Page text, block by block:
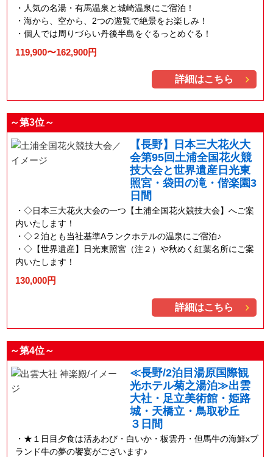
人気の名湯・有馬温泉と城崎温泉にご宿泊！
海から、空から、2つの遊覧で絶景をお楽しみ！
個人では周りづらい丹後半島をぐるっとめぐる！
119,900〜162,900円
詳細はこちら
～第3位～
【長野】日本三大花火大
会第95回土浦全国花火競
技大会と世界遺産日光東
照宮・袋田の滝・偕楽園3
日間
◇日本三大花火大会の一つ【土浦全国花火競技大会】へご案
内いたします！
◇２泊とも当社基準Aランクホテルの温泉にご宿泊♪
◇【世界遺産】日光東照宮（注２）や秋めく紅葉名所にご案
内いたします！
130,000円
詳細はこちら
～第4位～
≪長野/2泊目湯原国際観
光ホテル菊之湯泊≫出雲
大社・足立美術館・姫路
城・天橋立・鳥取砂丘
３日間
★１日目夕食は活あわび・白いか・板雲丹・但馬牛の海鮮xブ
ランド牛の夢の饗宴がございます♪